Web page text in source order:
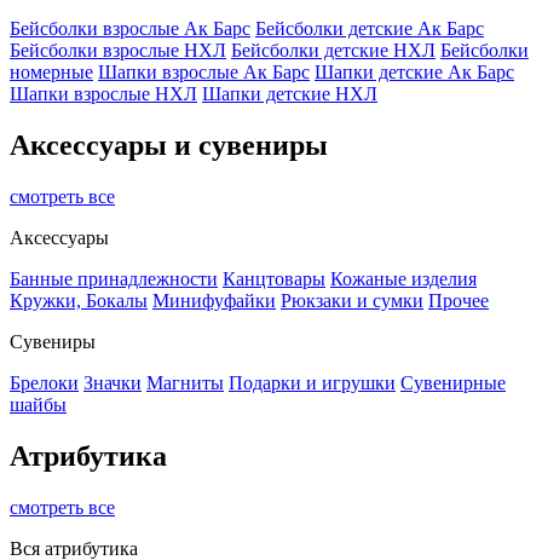
Бейсболки взрослые Ак Барс Бейсболки детские Ак Барс
Бейсболки взрослые НХЛ Бейсболки детские НХЛ Бейсболки
номерные Шапки взрослые Ак Барс Шапки детские Ак Барс
Шапки взрослые НХЛ Шапки детские НХЛ
Аксессуары и сувениры
смотреть все
Аксессуары
Банные принадлежности Канцтовары Кожаные изделия
Кружки, Бокалы Минифуфайки Рюкзаки и сумки Прочее
Сувениры
Брелоки Значки Магниты Подарки и игрушки Сувенирные
шайбы
Атрибутика
смотреть все
Вся атрибутика